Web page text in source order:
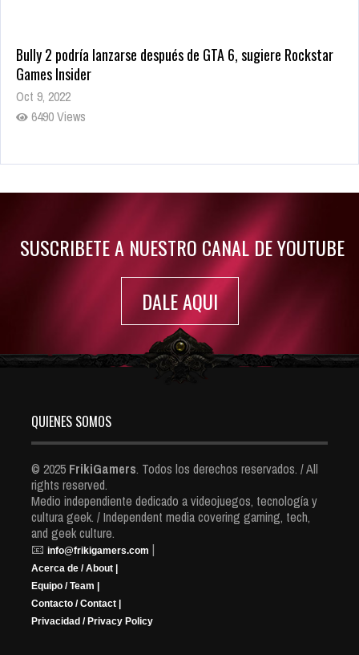
Bully 2 podría lanzarse después de GTA 6, sugiere Rockstar
Games Insider
Oct 9, 2022
6490 Views
Rumor: Se filtran los primeros detalles de Resident Evil 9
SUSCRIBETE A NUESTRO CANAL DE YOUTUBE
DALE AQUI
QUIENES SOMOS
© 2025 FrikiGamers. Todos los derechos reservados. / All
rights reserved.
Medio independiente dedicado a videojuegos, tecnología y
cultura geek. / Independent media covering gaming, tech,
and geek culture.
📧 info@frikigamers.com |
Acerca de / About |
Equipo / Team |
Contacto / Contact |
Privacidad / Privacy Policy